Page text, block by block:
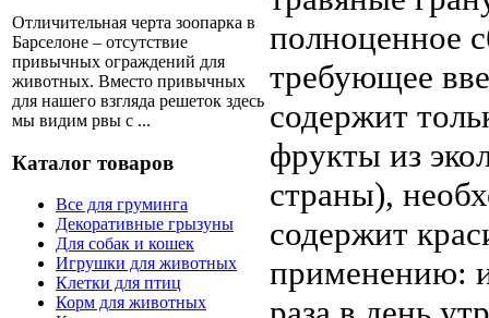
Отличительная черта зоопарка в
Барселоне – отсутствие
привычных ограждений для
животных. Вместо привычных
для нашего взгляда решеток здесь
мы видим рвы с ...
Каталог товаров
Все для груминга
Декоративные грызуны
Для собак и кошек
Игрушки для животных
Клетки для птиц
Корм для животных
полноценное
требующее
содержит
фрукты из
страны),
содержит
применению: